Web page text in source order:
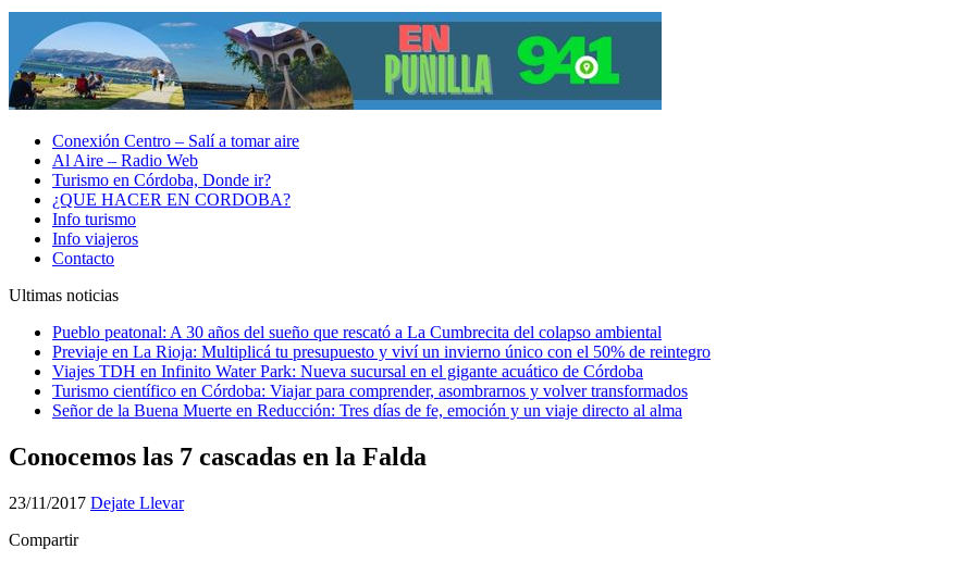
Conexión Centro – Salí a tomar aire
Al Aire – Radio Web
Turismo en Córdoba, Donde ir?
¿QUE HACER EN CORDOBA?
Info turismo
Info viajeros
Contacto
Ultimas noticias
Pueblo peatonal: A 30 años del sueño que rescató a La Cumbrecita del colapso ambiental
Previaje en La Rioja: Multiplicá tu presupuesto y viví un invierno único con el 50% de reintegro
Viajes TDH en Infinito Water Park: Nueva sucursal en el gigante acuático de Córdoba
Turismo científico en Córdoba: Viajar para comprender, asombrarnos y volver transformados
Señor de la Buena Muerte en Reducción: Tres días de fe, emoción y un viaje directo al alma
Conocemos las 7 cascadas en la Falda
23/11/2017 Dejate Llevar
Compartir